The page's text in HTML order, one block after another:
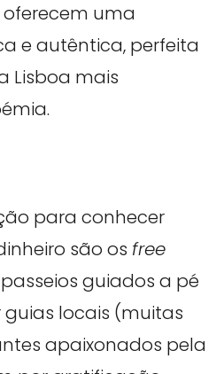
uma
e autêntica, perfeita
Lisboa mais
para conhecer
são os free
passeios guiados a pé
locais (muitas
apaixonados pela